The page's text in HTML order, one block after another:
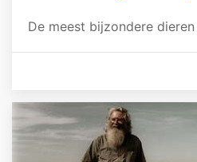
De meest bijzondere